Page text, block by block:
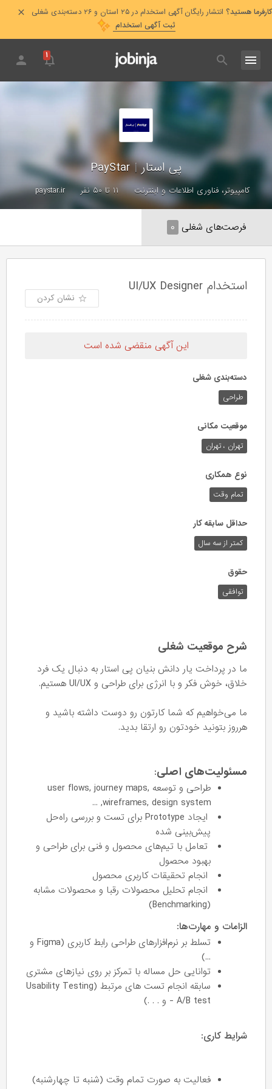
کارفرما هستید؟ انتشار رایگان آگهی استخدام در ۲۵ استان و ۲۶ دسته‌بندی شغلی
ثبت آگهی استخدام
۱
پی استار|
PayStar
کامپیوتر، فناوری اطلاعات و اینترنت ۱۱ تا ۵۰ نفر paystar.ir
فرصت‌های شغلی ۰
استخدام UI/UX Designer
نشان کردن
این آگهی منقضی شده است
دسته‌بندی شغلی
طراحی
موقعیت مکانی
تهران ، تهران
نوع همکاری
تمام وقت
حداقل سابقه کار
کمتر از سه سال
حقوق
توافقی
شرح موقعیت شغلی
ما در پرداخت یار دانش بنیان پی استار به دنبال یک فرد
خلاق، خوش فکر و با انرژی برای طراحی و UI/UX هستیم.
ما می‌خواهیم که شما کارتون رو دوست داشته باشید و
هرروز بتونید خودتون رو ارتقا بدید.
مسئولیت‌های اصلی:
طراحی و توسعه user flows, journey maps,
wireframes, design system, ...
ایجاد Prototype برای تست و بررسی راه‌حل
پیش‌بینی شده
تعامل با تیم‌های محصول و فنی برای طراحی و
بهبود محصول
انجام تحقیقات کاربری محصول
انجام تحلیل محصولات رقبا و محصولات مشابه
(Benchmarking)
الزامات و مهارت‌‌ها:
تسلط بر نرم‌افزارهای طراحی رابط کاربری (Figma و
...)
توانایی حل مساله با تمرکز بر روی نیازهای مشتری
سابقه انجام تست های مرتبط (Usability Testing
- A/B test و . . .)
شرایط کاری:
فعالیت به صورت تمام وقت (شنبه تا چهارشنبه)